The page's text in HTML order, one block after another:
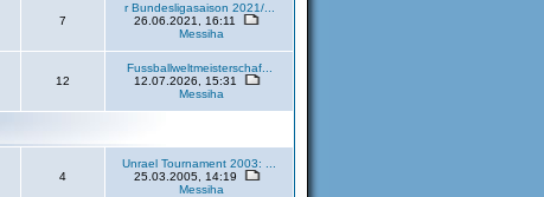
7
r Bundesligasaison 2021/...
26.06.2021, 16:11
Messiha
12
Fussballweltmeisterschaf...
12.07.2026, 15:31
Messiha
4
Unrael Tournament 2003: ...
25.03.2005, 14:19
Messiha